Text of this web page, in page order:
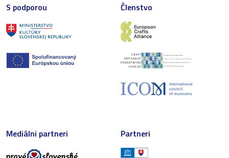
S podporou Členstvo
Mediálni partneri Partneri